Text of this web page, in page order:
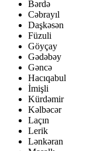
Bərdə
Cəbrayıl
Daşkəsən
Füzuli
Göyçay
Gədəbəy
Gəncə
Hacıqabul
İmişli
Kürdəmir
Kəlbəcər
Laçın
Lerik
Lənkəran